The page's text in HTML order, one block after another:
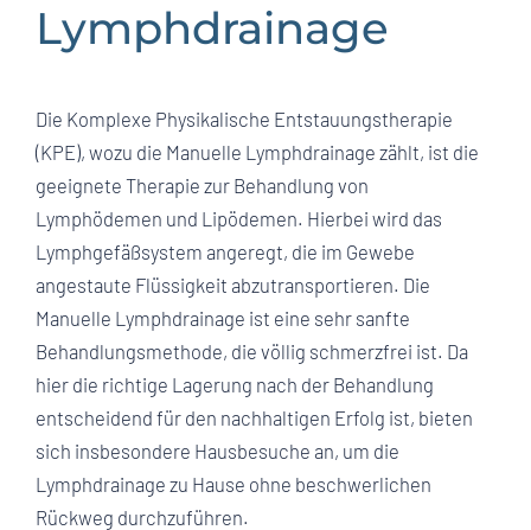
Lymphdrainage
Die Komplexe Physikalische Entstauungstherapie
(KPE), wozu die Manuelle Lymphdrainage zählt, ist die
geeignete Therapie zur Behandlung von
Lymphödemen und Lipödemen. Hierbei wird das
Lymphgefäßsystem angeregt, die im Gewebe
angestaute Flüssigkeit abzutransportieren. Die
Manuelle Lymphdrainage ist eine sehr sanfte
Behandlungsmethode, die völlig schmerzfrei ist. Da
hier die richtige Lagerung nach der Behandlung
entscheidend für den nachhaltigen Erfolg ist, bieten
sich insbesondere Hausbesuche an, um die
Lymphdrainage zu Hause ohne beschwerlichen
Rückweg durchzuführen.